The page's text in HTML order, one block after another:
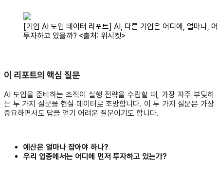
[기업 AI 도입 데이터 리포트] AI, 다른 기업은 어디에, 얼마나,
투자하고 있을까? <출처: 위시켓>
이 리포트의 핵심 질문
AI 도입을 준비하는 조직이 실행 전략을 수립할 때, 가장 자주 부딪히
는 두 가지 질문을 현실 데이터로 조망합니다. 이 두 가지 질문은 가장
중요하면서도 답을 얻기 어려운 질문이기도 합니다.
예산은 얼마나 잡아야 하나?
우리 업종에서는 어디에 먼저 투자하고 있는가?